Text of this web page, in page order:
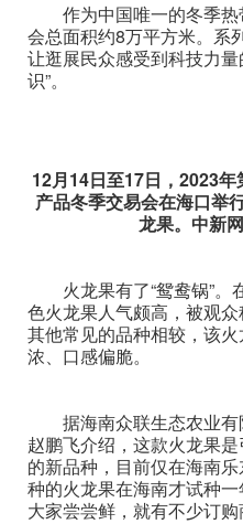
作为中国唯一的冬季
会总面积约8万平方米。系
让逛展民众感受到科技力量
识”。
12月14日至17日，2023
产品冬季交易会在海口举
龙果。中新
火龙果有了“鸳鸯锅”
色火龙果人气颇高，被观
其他常见的品种相较，该
浓、口感偏脆。
据海南众联生态农业
赵鹏飞介绍，这款火龙果
的新品种，目前仅在海南
种的火龙果在海南才试种
大家尝尝鲜，就有不少订